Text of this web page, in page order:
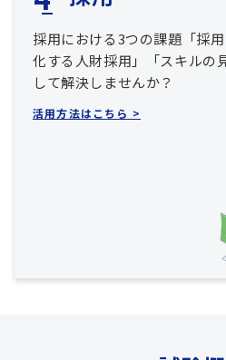
採用における3つの課題「採
化する人財採用」「スキルの
して解決しませんか？
活用方法はこちら >